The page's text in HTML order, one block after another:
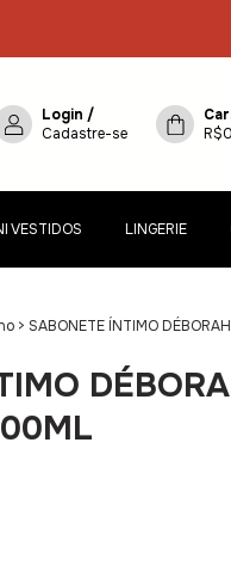
Login /
Cadastre-se
VESTIDOS LINGERIE
> SABONETE ÍNTIMO